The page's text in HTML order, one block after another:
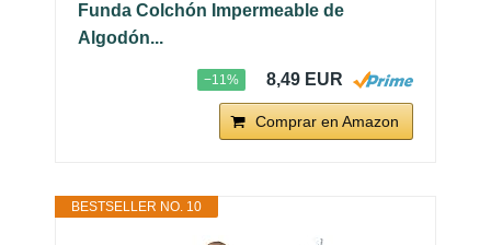
Funda Colchón Impermeable de
Algodón...
−11% 8,49 EUR
Comprar en Amazon
BESTSELLER NO. 10